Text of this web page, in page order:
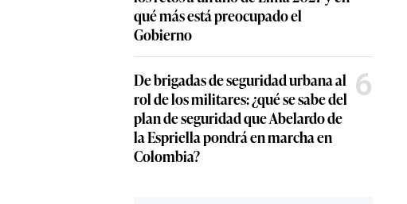
qué más está preocupado el
Gobierno
De brigadas de seguridad urbana al
rol de los militares: ¿qué se sabe del
plan de seguridad que Abelardo de
la Espriella pondrá en marcha en
Colombia?
6